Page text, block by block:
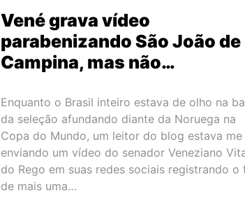
Vené grava vídeo
parabenizando São João de
Campina, mas não…
Enquanto o Brasil inteiro estava de olho na
da seleção afundando diante da Noruega na
Copa do Mundo, um leitor do blog estava me
enviando um vídeo do senador Veneziano
do Rego em suas redes sociais registrando o
de mais uma…